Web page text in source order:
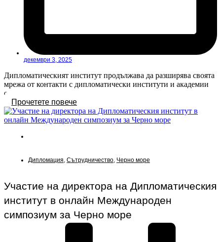
декември 3, 2025
Дипломатическият институт продължава да разширява своята
мрежа от контакти с дипломатически институти и академии
от цял...
Прочетете повече
Дипломация Сътрудничество Черно море
Участие на директора на Дипломатическия
институт в онлайн Международен
симпозиум за Черно море